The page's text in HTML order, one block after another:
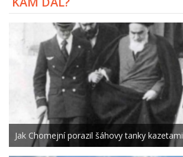
Jak Chomejní porazil šáhovy tanky kazetami